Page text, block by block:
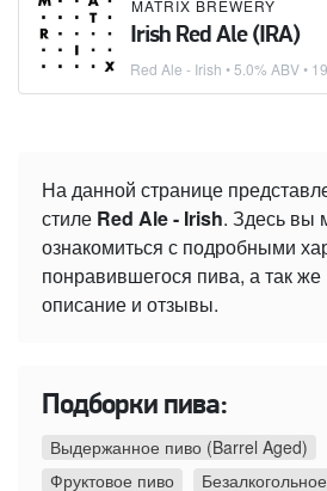
MATRIX BREWERY
Irish Red Ale (IRA)
Red Ale - Irish • 5.0% ABV •
На данной странице
стиле Red Ale - Irish. Здесь вы
ознакомиться с подробными
понравившегося пива, а так же
описание и отзывы.
Подборки пива:
Выдержанное пиво (Barrel Aged)
Фруктовое пиво